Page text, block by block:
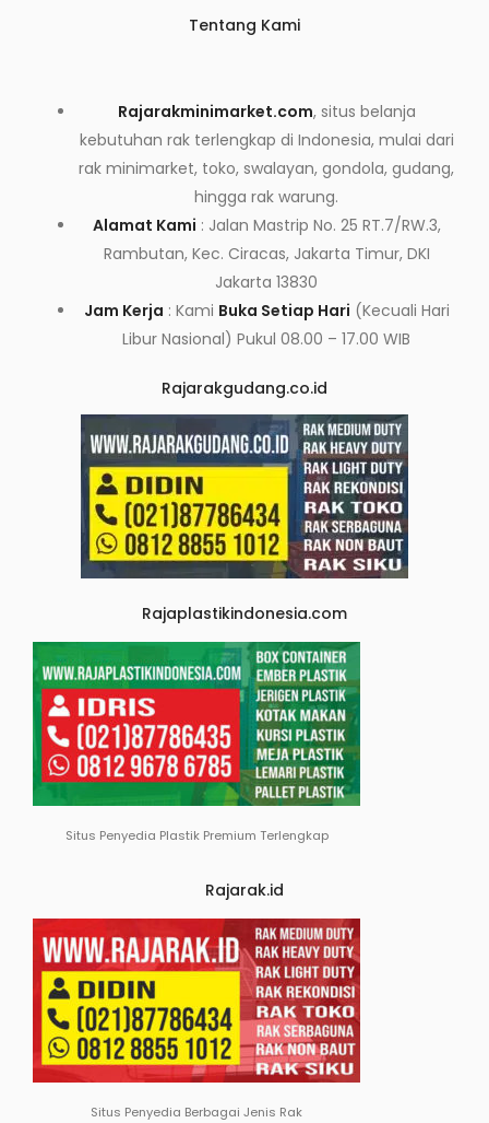
Tentang Kami
Rajarakminimarket.com, situs belanja
kebutuhan rak terlengkap di Indonesia, mulai dari
rak minimarket, toko, swalayan, gondola, gudang,
hingga rak warung.
Alamat Kami : Jalan Mastrip No. 25 RT.7/RW.3,
Rambutan, Kec. Ciracas, Jakarta Timur, DKI
Jakarta 13830
Jam Kerja : Kami Buka Setiap Hari (Kecuali Hari
Libur Nasional) Pukul 08.00 – 17.00 WIB
Rajarakgudang.co.id
Rajaplastikindonesia.com
Situs Penyedia Plastik Premium Terlengkap
Rajarak.id
Situs Penyedia Berbagai Jenis Rak